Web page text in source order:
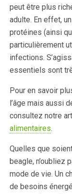
peut être plus
adulte. En effet,
protéines (ainsi
particulièrement
infections.
essentiels sont
Pour en savoir
l’âge mais aussi
consultez notre
alimentaires.
Quelles que
beagle, n’oubliez
mode de vie. Un
de besoins